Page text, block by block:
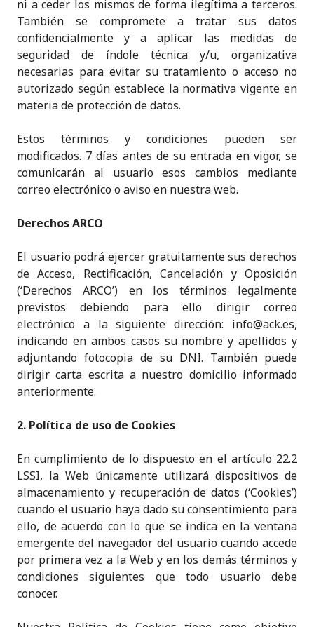
ni a ceder los mismos de forma ilegítima a terceros.
También se compromete a tratar sus datos
confidencialmente y a aplicar las medidas de
seguridad de índole técnica y/u, organizativa
necesarias para evitar su tratamiento o acceso no
autorizado según establece la normativa vigente en
materia de protección de datos.
Estos términos y condiciones pueden ser
modificados. 7 días antes de su entrada en vigor, se
comunicarán al usuario esos cambios mediante
correo electrónico o aviso en nuestra web.
Derechos ARCO
El usuario podrá ejercer gratuitamente sus derechos
de Acceso, Rectificación, Cancelación y Oposición
(‘Derechos ARCO’) en los términos legalmente
previstos debiendo para ello dirigir correo
electrónico a la siguiente dirección: info@ack.es,
indicando en ambos casos su nombre y apellidos y
adjuntando fotocopia de su DNI. También puede
dirigir carta escrita a nuestro domicilio informado
anteriormente.
2. Política de uso de Cookies
En cumplimiento de lo dispuesto en el artículo 22.2
LSSI, la Web únicamente utilizará dispositivos de
almacenamiento y recuperación de datos (‘Cookies’)
cuando el usuario haya dado su consentimiento para
ello, de acuerdo con lo que se indica en la ventana
emergente del navegador del usuario cuando accede
por primera vez a la Web y en los demás términos y
condiciones siguientes que todo usuario debe
conocer.